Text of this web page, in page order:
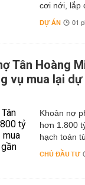
cơi nới, lắp
DỰ ÁN 01
Tân Hoàng
vụ mua lại dự
hơn 1.800
hạch toán
CHỦ ĐẦU TƯ